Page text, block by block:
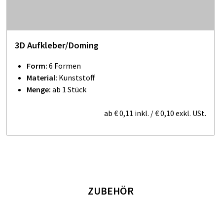
3D Aufkleber/Doming
Form: 6 Formen
Material: Kunststoff
Menge: ab 1 Stück
ab € 0,11 inkl. /€ 0,10 exkl. USt.
ZUBEHÖR